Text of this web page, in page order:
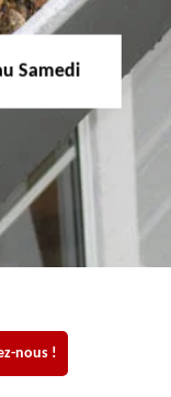
Samedi
nous !